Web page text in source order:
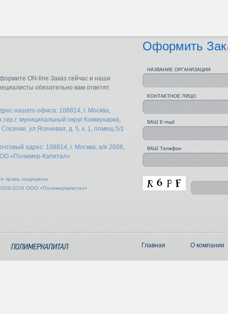
ON-line Заказ сейчас и наши
обязательно вам ответят.
нашего офиса: 108814, г. Москва,
муниципальный округ Коммунарка,
Сосенки, ул Ясеневая, д. 5, к. 1, помещ 5/1
адрес: 108814, г. Москва, а/я 2608,
«Полимер-Капитал»
права защищены
2026 ООО «Полимеркапитал»
Оформить
Главная О компании